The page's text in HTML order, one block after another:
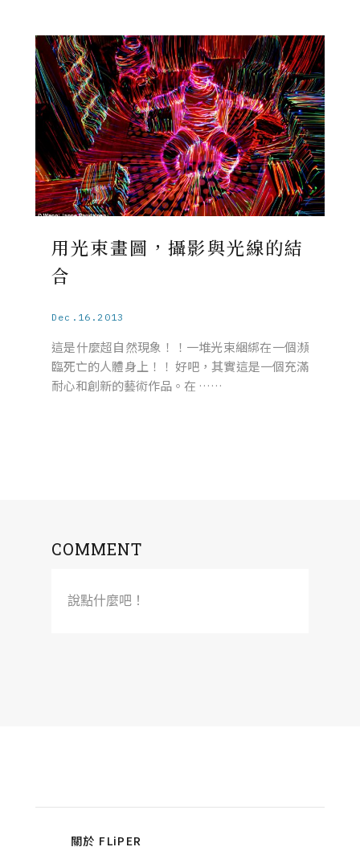
用光束畫圖，攝影與光線的結
合
Dec.16.2013
這是什麼超自然現象！！一堆光束綑綁在一個瀕
臨死亡的人體身上！！ 好吧，其實這是一個充滿
耐心和創新的藝術作品。在 ……
COMMENT
說點什麼吧！
關於 FLiPER